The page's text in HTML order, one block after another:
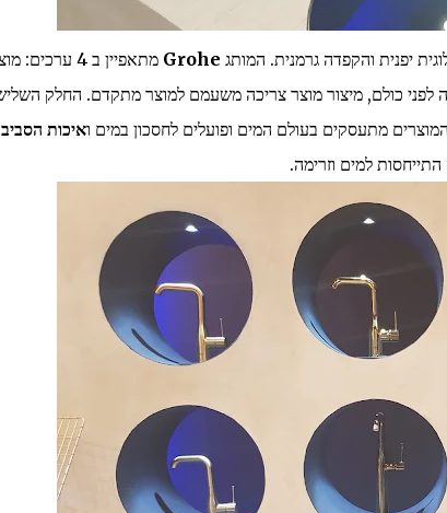
יפנית והקפדה גרמנית. המותג Grohe מתאפיין ב 4 ערכים: מוצר
לפני כולם, מיצור מוצר צריכה משעמם למוצר מתקדם. החלק
מתעסקים בעולם המים ופועלים לחסכון במים ואיכות
למים וזרימה.